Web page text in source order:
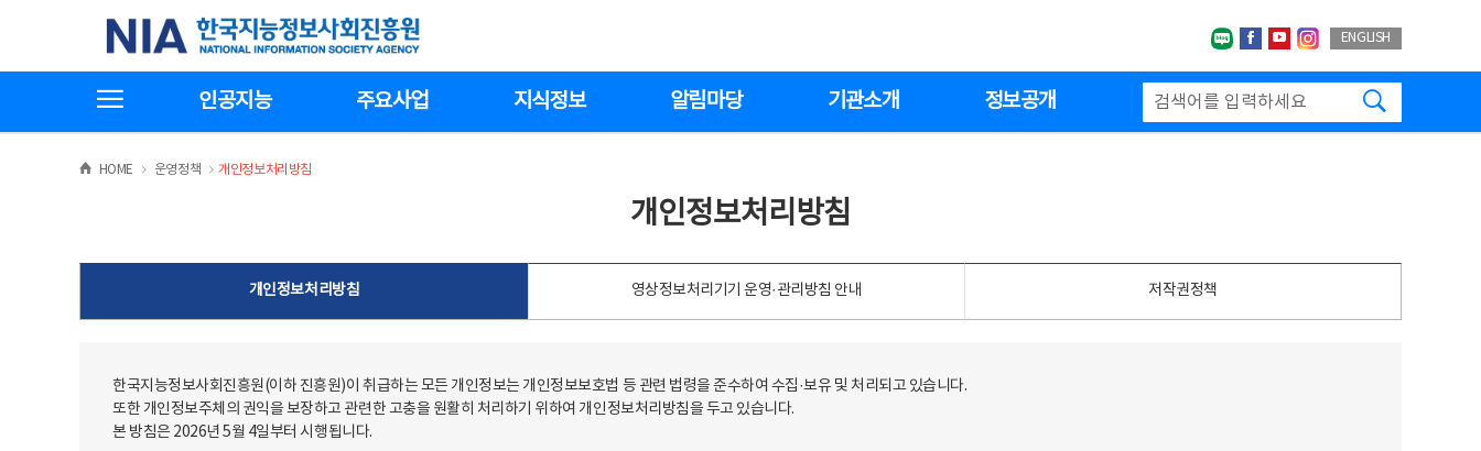
한국지능정보사회진흥원
네이버블로그
페이스북
유투브인스타그랩
ENGLISH
인공지능 주요사업 지식정보 알림마당 기관소개 정보공개
HOME >운영정책 >
개인정보처리방침
개인정보처리방침
개인정보처리방침 영상정보처리기기 운영·관리방침 안내 저작권정책
한국지능정보사회진흥원(이하 진흥원)이 취급하는 모든 개인정보는 개인정보보호법 등 관련 법령을 준수하여 수집·보유 및 처리되고 있습니다.
또한 개인정보주체의 권익을 보장하고 관련한 고충을 원활히 처리하기 위하여 개인정보처리방침을 두고 있습니다.
본 방침은 2026년 5월 4일부터 시행됩니다.